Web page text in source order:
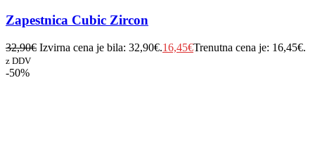
Zapestnica Cubic Zircon
32,90€ Izvirna cena je bila: 32,90€.16,45€Trenutna cena je: 16,45€.
z DDV
-50%